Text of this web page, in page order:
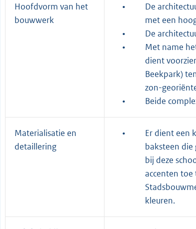
Hoofdvorm van het
bouwwerk
•
De
met een
•
De
•
Met name
dient
Beekpark)
zon-
•
Beide
Materialisatie en
detaillering
•
Er dient een
baksteen die
bij deze
accenten toe
kleuren.